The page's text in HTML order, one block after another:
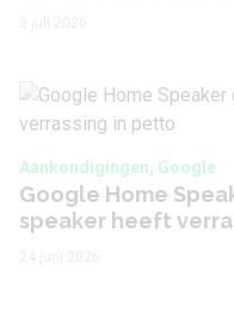
Aankondigingen, Google
Google Home
speaker heeft